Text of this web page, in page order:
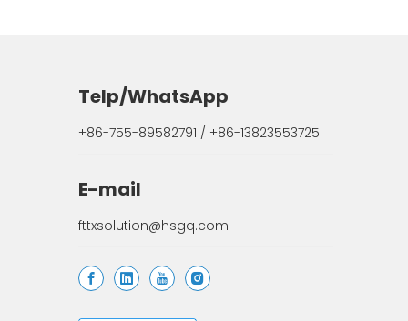
Telp/WhatsApp
+86-755-89582791 / +86-13823553725
E-mail
fttxsolution@hsgq.com